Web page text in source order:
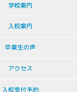
学校案内
入校案内
卒業生の声
アクセス
入校受付予約